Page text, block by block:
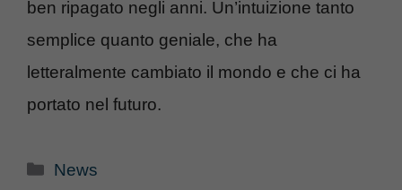
ben ripagato negli anni. Un’intuizione tanto
semplice quanto geniale, che ha
letteralmente cambiato il mondo e che ci ha
portato nel futuro.
Categorie
News